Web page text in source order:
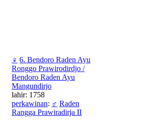
♀ 6. Bendoro Raden Ayu
Ronggo Prawirodirdjo /
Bendoro Raden Ayu
Mangundirjo
lahir: 1758
perkawinan: ♂ Raden
Rangga Prawiradirja II